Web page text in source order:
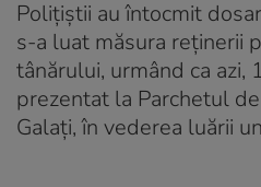
Poliţiştii au întocmit
s-a luat măsura reţinerii
tânărului, urmând ca azi,
prezentat la Parchetul
Galaţi, în vederea luării